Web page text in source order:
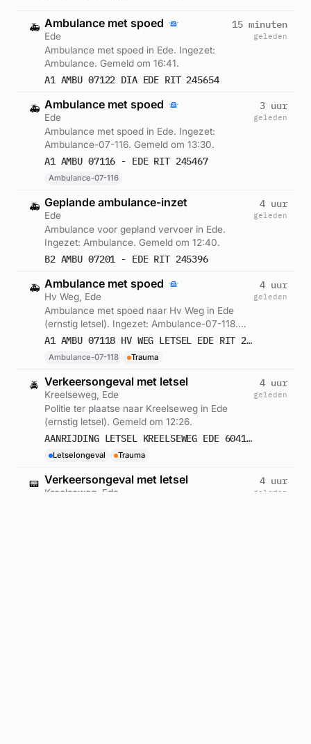
🚑 Ambulance met spoed
Ede
Ambulance met spoed in Ede. Ingezet:
Ambulance. Gemeld om 16:41.
A1 AMBU 07122 DIA EDE RIT 245654
15 minuten
geleden
🚑 Ambulance met spoed
Ede
Ambulance met spoed in Ede. Ingezet:
Ambulance-07-116. Gemeld om 13:30.
A1 AMBU 07116 - EDE RIT 245467
Ambulance-07-116
3 uur
geleden
🚑 Geplande ambulance-inzet
Ede
Ambulance voor gepland vervoer in Ede.
Ingezet: Ambulance. Gemeld om 12:40.
B2 AMBU 07201 - EDE RIT 245396
4 uur
geleden
🚑 Ambulance met spoed
Hv Weg, Ede
Ambulance met spoed naar Hv Weg in Ede
(ernstig letsel). Ingezet: Ambulance-07-118.
Gemeld om 12:26.
A1 AMBU 07118 HV WEG LETSEL EDE RIT 245366
Ambulance-07-118 Trauma
4 uur
geleden
🚔 Verkeersongeval met letsel
Kreelseweg, Ede
Politie ter plaatse naar Kreelseweg in Ede
(ernstig letsel). Gemeld om 12:26.
AANRIJDING LETSEL KREELSEWEG EDE 604199
Letselongeval Trauma
4 uur
geleden
📟 Verkeersongeval met letsel
Kreelseweg, Ede
4 uur
geleden